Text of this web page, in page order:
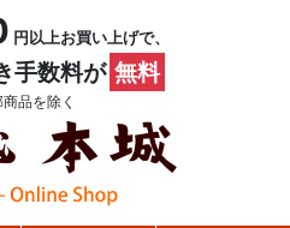
円以上お買い上げで、
手数料が 無料
品を除く